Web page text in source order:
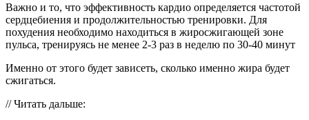
Важно и то, что эффективность кардио определяется частотой
сердцебиения и продолжительностью тренировки. Для
похудения необходимо находиться в жиросжигающей зоне
пульса, тренируясь не менее 2-3 раз в неделю по 30-40 минут
Именно от этого будет зависеть, сколько именно жира будет
сжигаться.
// Читать дальше: